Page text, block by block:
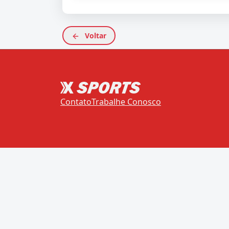
Voltar
ContatoTrabalhe Conosco